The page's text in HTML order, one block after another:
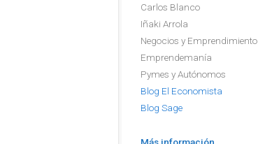
Carlos Blanco
Iñaki Arrola
Negocios y Emprendimiento
Emprendemanía
Pymes y Autónomos
Blog El Economista
Blog Sage